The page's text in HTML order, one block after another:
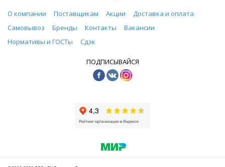
О компании Поставщикам Акции
Доставка и оплата
Самовывоз
Бренды Контакты
Вакансии
Нормативы и ГОСТы
Сдэк
ПОДПИСЫВАЙСЯ